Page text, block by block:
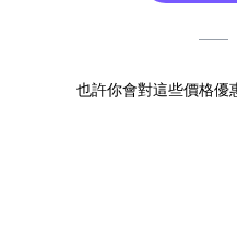
也許你會對這些價格優